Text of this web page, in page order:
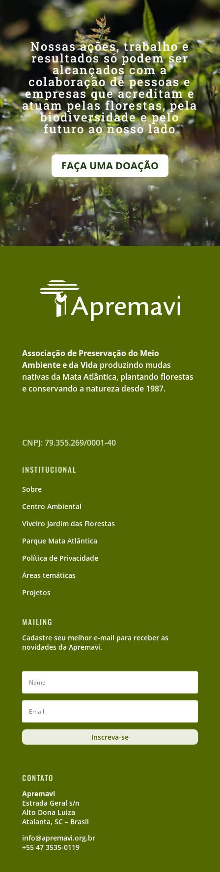
Nossas ações, trabalho e
resultados só podem ser
alcançados com a
colaboração de pessoas e
empresas que acreditam e
atuam pelas florestas, pela
biodiversidade e pelo
futuro ao nosso lado
FAÇA UMA DOAÇÃO
Associação de Preservação do Meio
Ambiente e da Vida produzindo mudas
nativas da Mata Atlântica, plantando florestas
e conservando a natureza desde 1987.
CNPJ: 79.355.269/0001-40
INSTITUCIONAL
Sobre
Centro Ambiental
Viveiro Jardim das Florestas
Parque Mata Atlântica
Política de Privacidade
Áreas temáticas
Projetos
MAILING
Cadastre seu melhor e-mail para receber as
novidades da Apremavi.
Inscreva-se
CONTATO
Apremavi
Estrada Geral s/n
Alto Dona Luiza
Atalanta, SC – Brasil
info@apremavi.org.br
+55 47 3535-0119